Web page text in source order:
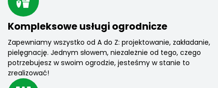
Kompleksowe usługi ogrodnicze
Zapewniamy wszystko od A do Z: projektowanie, zakładanie,
pielęgnację. Jednym słowem, niezależnie od tego, czego
potrzebujesz w swoim ogrodzie, jesteśmy w stanie to
zrealizować!